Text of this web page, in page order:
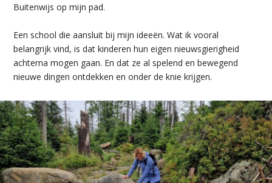
Buitenwijs op mijn pad.
Een school die aansluit bij mijn ideeën. Wat ik vooral
belangrijk vind, is dat kinderen hun eigen nieuwsgierigheid
achterna mogen gaan. En dat ze al spelend en bewegend
nieuwe dingen ontdekken en onder de knie krijgen.